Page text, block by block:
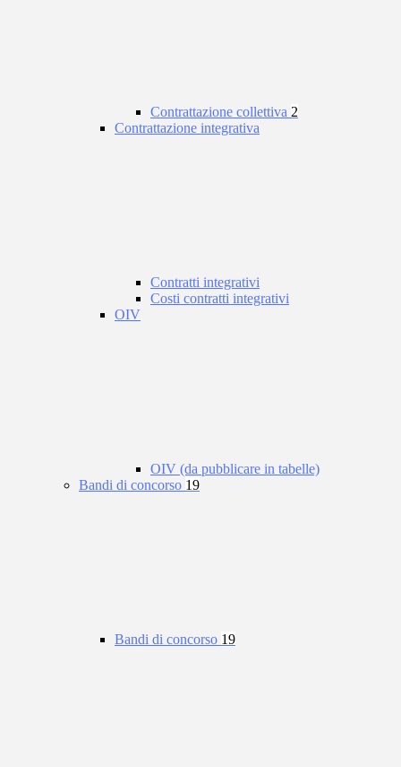
Contrattazione collettiva 2
Contrattazione integrativa
Contratti integrativi
Costi contratti integrativi
OIV
OIV (da pubblicare in tabelle)
Bandi di concorso 19
Bandi di concorso 19